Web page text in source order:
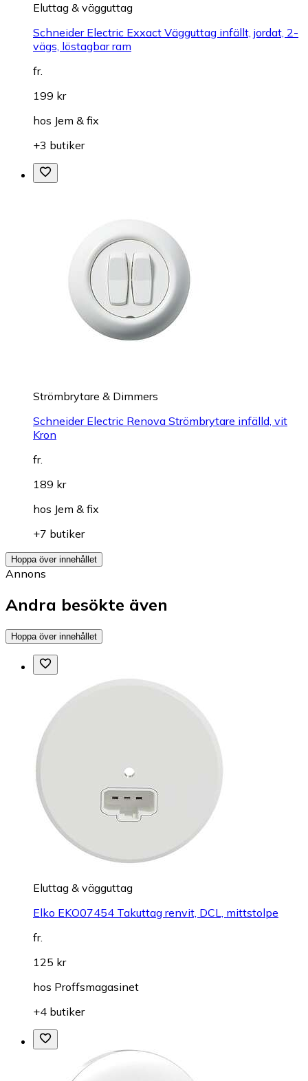
Eluttag & vägguttag
Schneider Electric Exxact Vägguttag infällt, jordat, 2-
vägs, löstagbar ram
fr.
199 kr
hos Jem & fix
+3 butiker
Strömbrytare & Dimmers
Schneider Electric Renova Strömbrytare infälld, vit
Kron
fr.
189 kr
hos Jem & fix
+7 butiker
Hoppa över innehållet
Annons
Andra besökte även
Hoppa över innehållet
Eluttag & vägguttag
Elko EKO07454 Takuttag renvit, DCL, mittstolpe
fr.
125 kr
hos Proffsmagasinet
+4 butiker